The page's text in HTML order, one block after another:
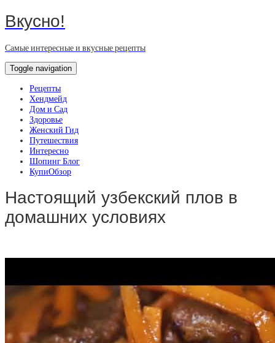
Вкусно!
Самые интересные и вкусные рецепты
Toggle navigation
Рецепты
Хендмейд
Дом и Сад
Здоровье
Женский Гид
Путешествия
Интересно
Шопинг Блог
КупиОбзор
Настоящий узбекский плов в
домашних условиях